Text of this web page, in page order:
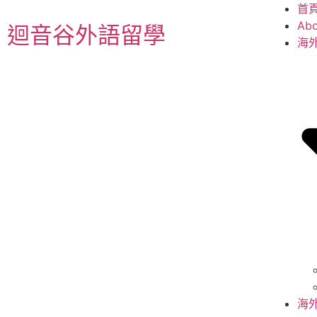
迴音谷外語留學
首
海
海